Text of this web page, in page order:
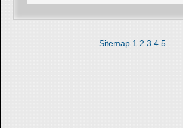
Sitemap 1 2 3 4 5